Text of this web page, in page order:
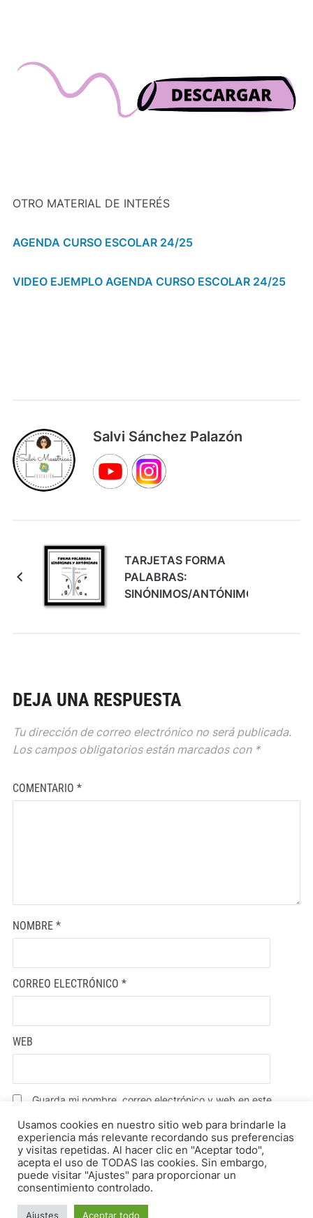
OTRO MATERIAL DE INTERÉS
AGENDA CURSO ESCOLAR 24/25
VIDEO EJEMPLO AGENDA CURSO ESCOLAR 24/25
Salvi Sánchez Palazón
TARJETAS FORMA
PALABRAS:
SINÓNIMOS/ANTÓNIMOS
DEJA UNA RESPUESTA
Tu dirección de correo electrónico no será publicada.
Los campos obligatorios están marcados con *
COMENTARIO *
NOMBRE *
CORREO ELECTRÓNICO *
WEB
Guarda mi nombre, correo electrónico y web en este
Usamos cookies en nuestro sitio web para brindarle la
experiencia más relevante recordando sus preferencias
y visitas repetidas. Al hacer clic en "Aceptar todo",
acepta el uso de TODAS las cookies. Sin embargo,
puede visitar "Ajustes" para proporcionar un
consentimiento controlado.
Ajustes Aceptar todo